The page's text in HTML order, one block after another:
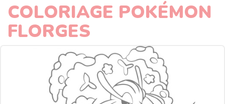
COLORIAGE POKÉMON
FLORGES